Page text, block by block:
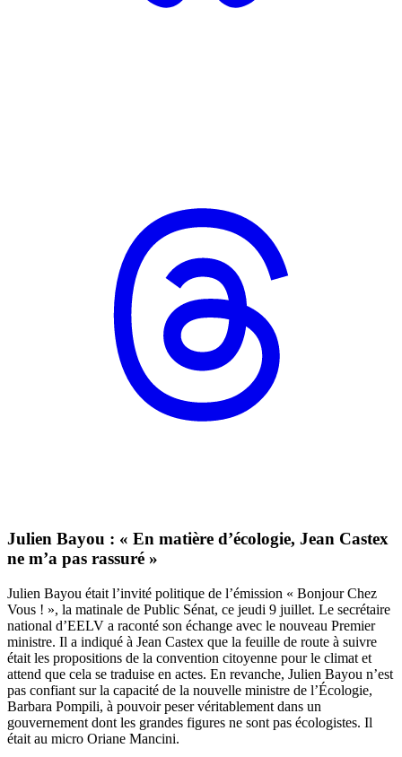
Julien Bayou : « En matière d’écologie, Jean Castex
ne m’a pas rassuré »
Julien Bayou était l’invité politique de l’émission « Bonjour Chez
Vous ! », la matinale de Public Sénat, ce jeudi 9 juillet. Le secrétaire
national d’EELV a raconté son échange avec le nouveau Premier
ministre. Il a indiqué à Jean Castex que la feuille de route à suivre
était les propositions de la convention citoyenne pour le climat et
attend que cela se traduise en actes. En revanche, Julien Bayou n’est
pas confiant sur la capacité de la nouvelle ministre de l’Écologie,
Barbara Pompili, à pouvoir peser véritablement dans un
gouvernement dont les grandes figures ne sont pas écologistes. Il
était au micro Oriane Mancini.